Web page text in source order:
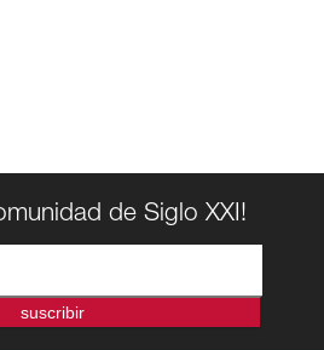
de Siglo XXI!
suscribir